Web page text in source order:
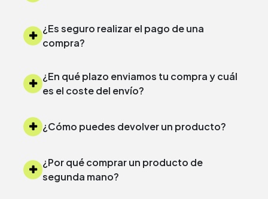
¿Es seguro realizar el pago de una
compra?
¿En qué plazo enviamos tu compra y cuál
es el coste del envío?
¿Cómo puedes devolver un producto?
¿Por qué comprar un producto de
segunda mano?